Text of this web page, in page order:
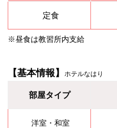
定食
※昼食は教習所内支給
【基本情報】 ホテルなはり
部屋タイプ
洋室・和室